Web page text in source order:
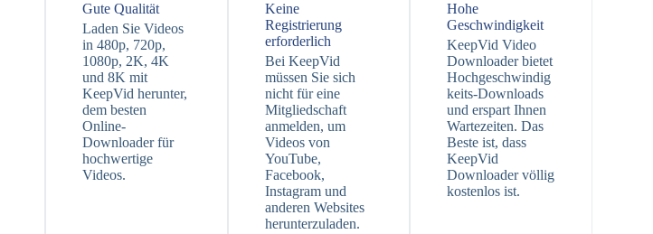
Gute Qualität
Laden Sie Videos
in 480p, 720p,
1080p, 2K, 4K
und 8K mit
KeepVid herunter,
dem besten
Online-
Downloader für
hochwertige
Videos.
Keine
Registrierung
erforderlich
Bei KeepVid
müssen Sie sich
nicht für eine
Mitgliedschaft
anmelden, um
Videos von
YouTube,
Facebook,
Instagram und
anderen Websites
herunterzuladen.
Hohe
Geschwindigkeit
KeepVid Video
Downloader bietet
Hochgeschwindig
keits-Downloads
und erspart Ihnen
Wartezeiten. Das
Beste ist, dass
KeepVid
Downloader völlig
kostenlos ist.